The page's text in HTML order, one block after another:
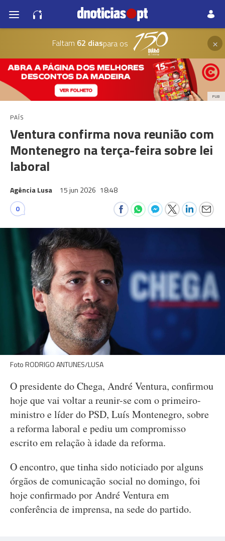
Faltam 62 diaspara os ×
PUB
PAÍS
Ventura confirma nova reunião com
Montenegro na terça-feira sobre lei
laboral
Agência Lusa 15 jun 2026 18:48
0
Foto RODRIGO ANTUNES/LUSA
O presidente do Chega, André Ventura, confirmou
hoje que vai voltar a reunir-se com o primeiro-
ministro e líder do PSD, Luís Montenegro, sobre
a reforma laboral e pediu um compromisso
escrito em relação à idade da reforma.
O encontro, que tinha sido noticiado por alguns
órgãos de comunicação social no domingo, foi
hoje confirmado por André Ventura em
conferência de imprensa, na sede do partido.